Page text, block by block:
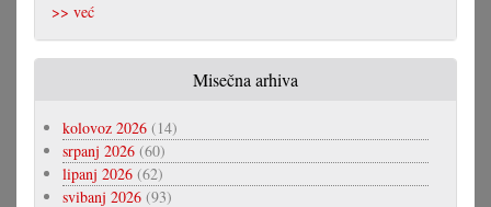
>> već
Misečna arhiva
kolovoz 2026 (14)
srpanj 2026 (60)
lipanj 2026 (62)
svibanj 2026 (93)